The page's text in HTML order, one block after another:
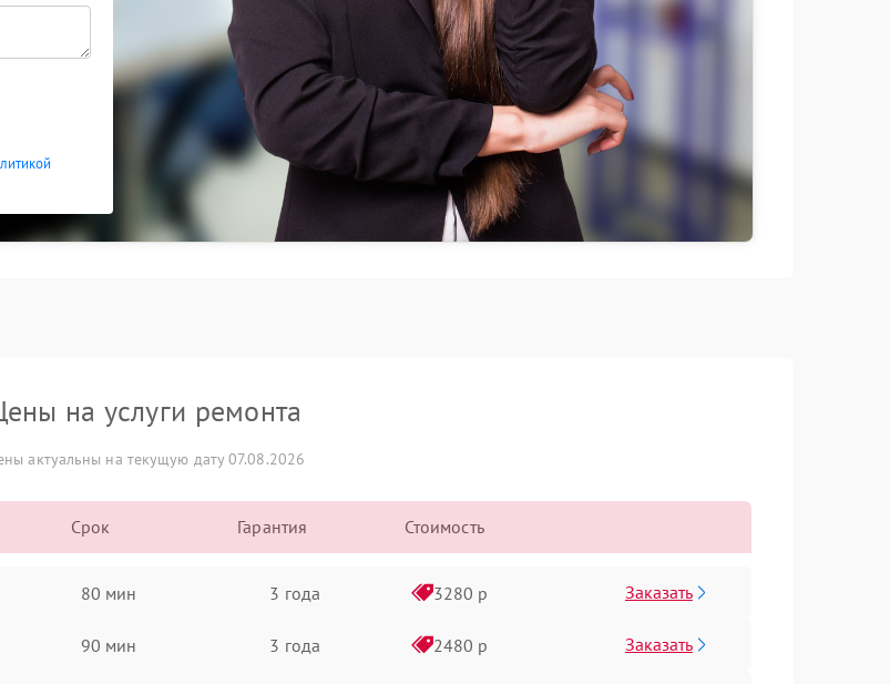
на услуги ремонта
актуальны на текущую дату 07.08.2026
Срок Гарантия Стоимость
80 мин 3 года 3280 р Заказать
90 мин 3 года 2480 р Заказать